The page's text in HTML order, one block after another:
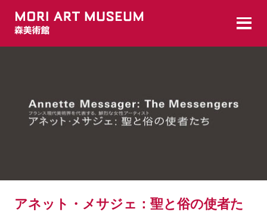
アネット・メサジェ：聖と俗の使者た